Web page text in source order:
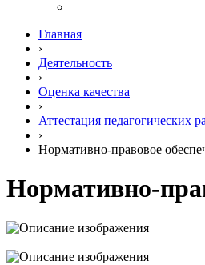
Главная
›
Деятельность
›
Оценка качества
›
Аттестация педагогических
›
Нормативно-правовое
Нормативно-